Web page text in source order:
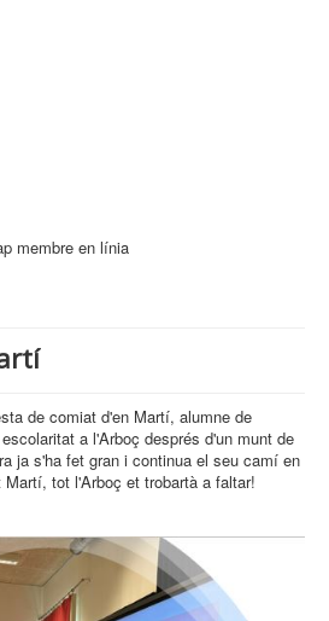
membre en línia
de comiat d'en Martí, alumne de
a l'Arboç després d'un munt de
ja s'ha fet gran i continua el seu camí en
tot l'Arboç et trobartà a faltar!